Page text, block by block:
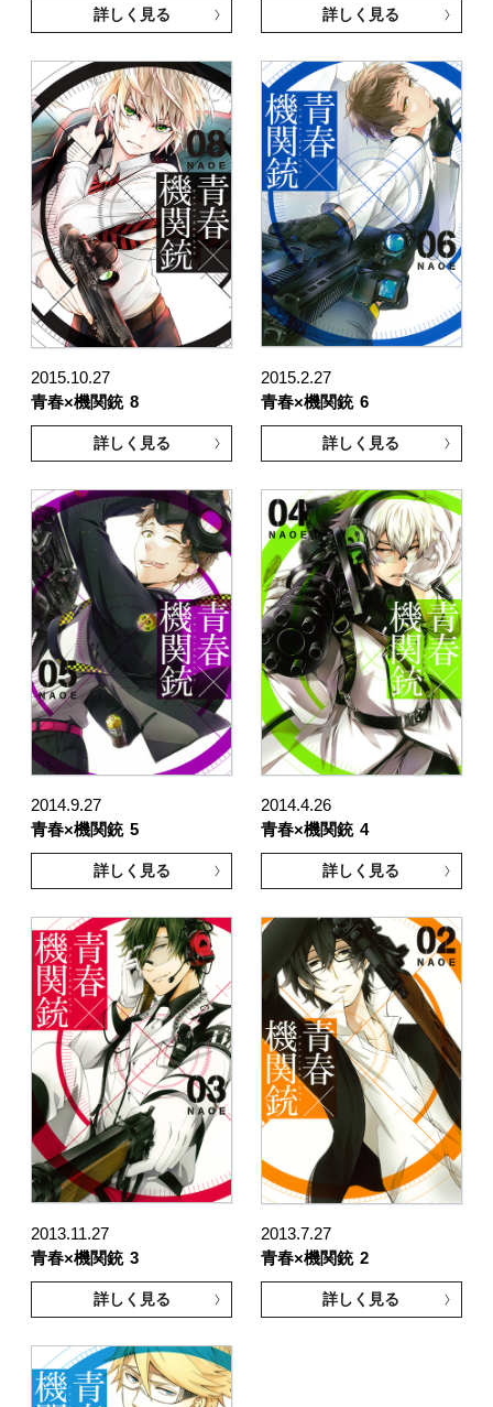
詳しく見る 詳しく見る
2015.10.27
青春×機関銃 8
詳しく見る
2015.2.27
青春×機関銃 6
詳しく見る
2014.9.27
青春×機関銃 5
詳しく見る
2014.4.26
青春×機関銃 4
詳しく見る
2013.11.27
青春×機関銃 3
詳しく見る
2013.7.27
青春×機関銃 2
詳しく見る